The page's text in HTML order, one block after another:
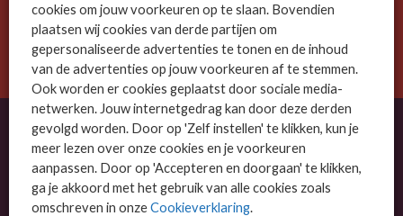
Meld je nu aan voor de MSP Business nieuwsbrief.
AANMELDEN
OVER MSP BUSINESS
MSP Business is het kennisplatform voor IT-dienstverleners met MKB-focus.
cookies om jouw voorkeuren op te slaan. Bovendien
plaatsen wij cookies van derde partijen om
gepersonaliseerde advertenties te tonen en de inhoud
van de advertenties op jouw voorkeuren af te stemmen.
Ook worden er cookies geplaatst door sociale media-
netwerken. Jouw internetgedrag kan door deze derden
gevolgd worden. Door op 'Zelf instellen' te klikken, kun je
meer lezen over onze cookies en je voorkeuren
aanpassen. Door op 'Accepteren en doorgaan' te klikken,
ga je akkoord met het gebruik van alle cookies zoals
omschreven in onzeCookieverklaring.